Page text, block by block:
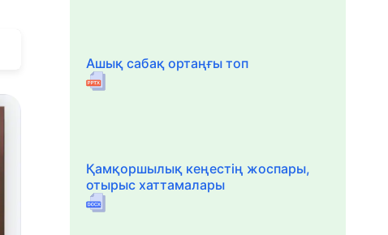
Ашық сабақ ортаңғы топ
Қамқоршылық кеңестің жоспары,
отырыс хаттамалары